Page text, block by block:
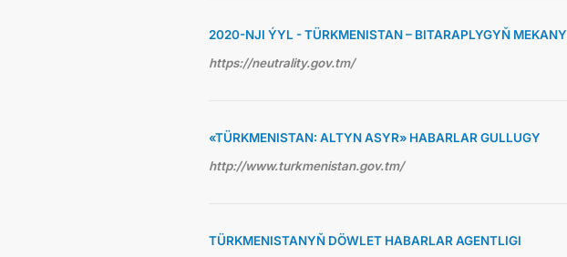
2020-NJI ÝYL - TÜRKMENISTAN – BITARAPLYGYŇ MEKANY
https://neutrality.gov.tm/
«TÜRKMENISTAN: ALTYN ASYR» HABARLAR GULLUGY
http://www.turkmenistan.gov.tm/
TÜRKMENISTANYŇ DÖWLET HABARLAR AGENTLIGI